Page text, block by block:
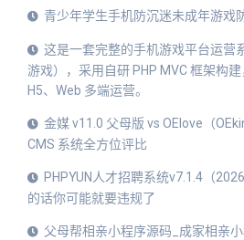
青少年学生手机防沉迷未成年游戏
这是一套完整的手机游戏平台运营
游戏），采用自研 PHP MVC 框架构建
H5、Web 多端运营。
金媒 v11.0 父母版 vs OElove（
CMS 系统全方位评比
PHPYUN人才招聘系统v7.1.4（
的话你可能就要违规了
父母帮相亲小程序源码_成家相亲